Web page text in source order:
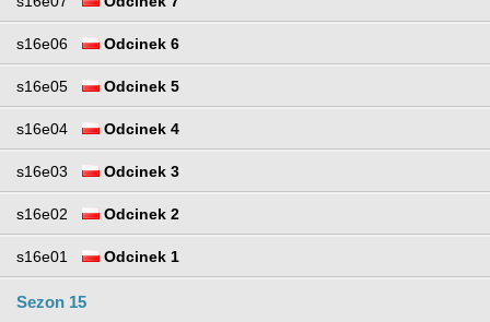
s16e06 Odcinek 6
s16e05 Odcinek 5
s16e04 Odcinek 4
s16e03 Odcinek 3
s16e02 Odcinek 2
s16e01 Odcinek 1
Sezon 15